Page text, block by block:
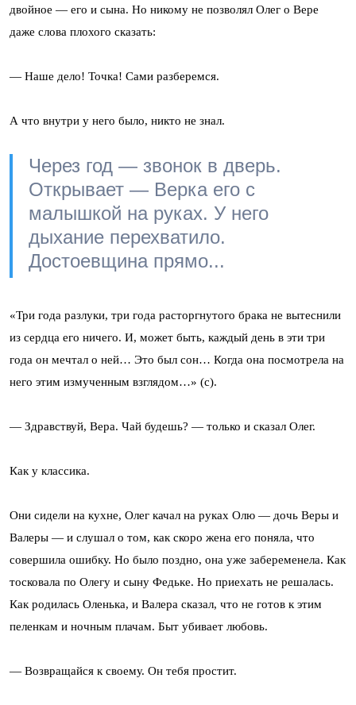
двойное — его и сына. Но никому не позволял Олег о Вере
даже слова плохого сказать:
— Наше дело! Точка! Сами разберемся.
А что внутри у него было, никто не знал.
Через год — звонок в дверь.
Открывает — Верка его с
малышкой на руках. У него
дыхание перехватило.
Достоевщина прямо...
«Три года разлуки, три года расторгнутого брака не вытеснили
из сердца его ничего. И, может быть, каждый день в эти три
года он мечтал о ней… Это был сон… Когда она посмотрела на
него этим измученным взглядом…» (с).
— Здравствуй, Вера. Чай будешь? — только и сказал Олег.
Как у классика.
Они сидели на кухне, Олег качал на руках Олю — дочь Веры и
Валеры — и слушал о том, как скоро жена его поняла, что
совершила ошибку. Но было поздно, она уже забеременела. Как
тосковала по Олегу и сыну Федьке. Но приехать не решалась.
Как родилась Оленька, и Валера сказал, что не готов к этим
пеленкам и ночным плачам. Быт убивает любовь.
— Возвращайся к своему. Он тебя простит.